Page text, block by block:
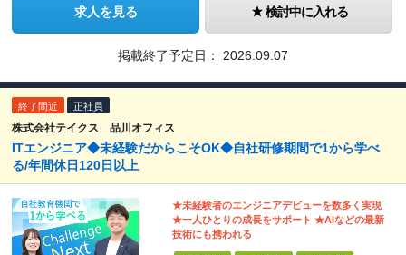
求人を見る 検討中に入れる
掲載終了予定日： 2026.09.07
終了間近 正社員
株式会社テイクス 品川オフィス
ITエンジニア◆未経験だからこそOK◆自社研修期間で1から学べ
る/年間休日120日以上
★未経験者のエンジニアデビューを数多く実現
★一人ひとりの成長をサポート ★AIなどの最新
技術にも携われる